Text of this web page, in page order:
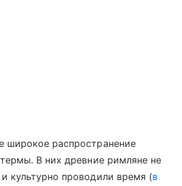
широкое распространение
В них древние римляне не
культурно проводили время (в